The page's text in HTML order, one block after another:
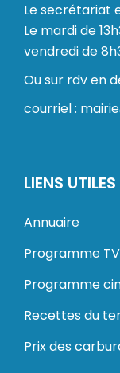
Le secrétariat
Le mardi de
vendredi de
Ou sur rdv en
courriel :
LIENS UTILES
Annuaire
Programme TV
Programme
Recettes du
Prix des